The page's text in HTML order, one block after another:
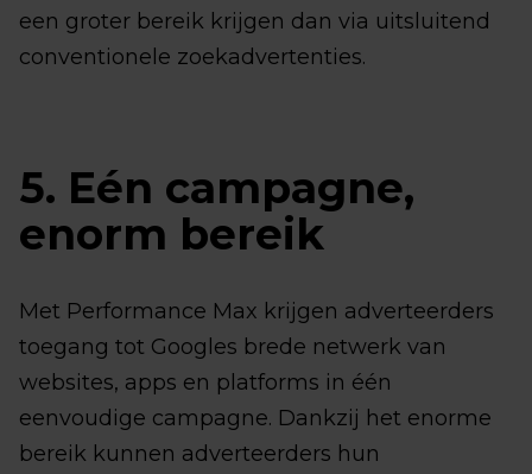
een groter bereik krijgen dan via uitsluitend
conventionele zoekadvertenties.
5. Eén campagne,
enorm bereik
Met Performance Max krijgen adverteerders
toegang tot Googles brede netwerk van
websites, apps en platforms in één
eenvoudige campagne. Dankzij het enorme
bereik kunnen adverteerders hun